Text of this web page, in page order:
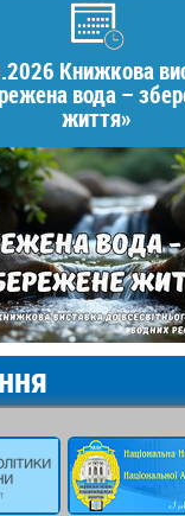
Книжкова
вода –
життя»